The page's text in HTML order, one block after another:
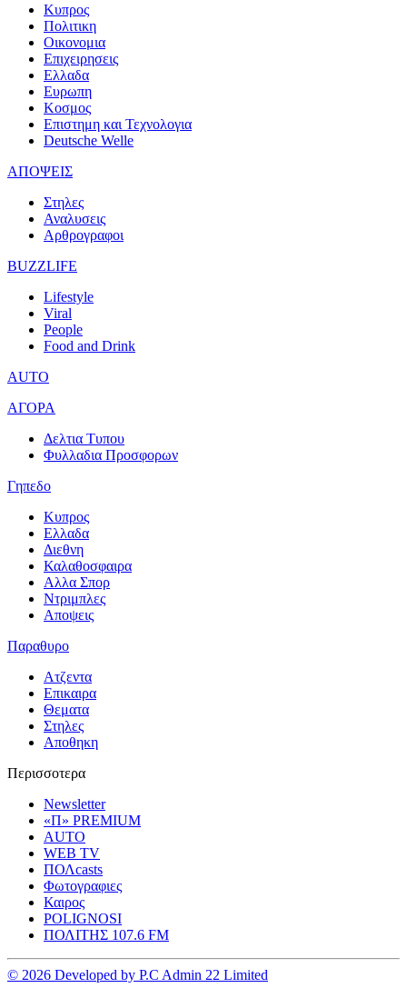
Κυπρος
Πολιτικη
Οικονομια
Επιχειρησεις
Ελλαδα
Ευρωπη
Κοσμος
Επιστημη και Τεχνολογια
Deutsche Welle
ΑΠΟΨΕΙΣ
Στηλες
Αναλυσεις
Αρθρογραφοι
BUZZLIFE
Lifestyle
Viral
People
Food and Drink
AUTO
ΑΓΟΡΑ
Δελτια Τυπου
Φυλλαδια Προσφορων
Γηπεδο
Κυπρος
Ελλαδα
Διεθνη
Καλαθοσφαιρα
Αλλα Σπορ
Ντριμπλες
Αποψεις
Παραθυρο
Ατζεντα
Επικαιρα
Θεματα
Στηλες
Αποθηκη
Περισσοτερα
Newsletter
«Π» PREMIUM
AUTO
WEB TV
ΠΟΛcasts
Φωτογραφιες
Καιρος
POLIGNOSI
ΠΟΛΙΤΗΣ 107.6 FM
© 2026 Developed by P.C Admin 22 Limited